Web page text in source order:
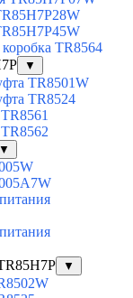
TR8564
▼
TR8501W
TR8524
▼
▼